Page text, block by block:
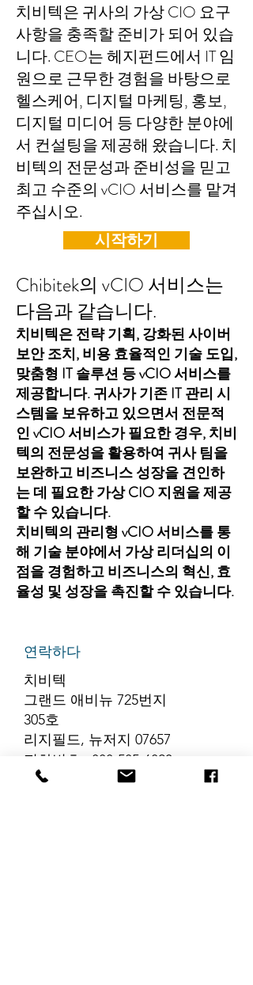
치비텍은 귀사의 가상 CIO 요구
사항을 충족할 준비가 되어 있습
니다. CEO는 헤지펀드에서 IT 임
원으로 근무한 경험을 바탕으로
헬스케어, 디지털 마케팅, 홍보,
디지털 미디어 등 다양한 분야에
서 컨설팅을 제공해 왔습니다. 치
비텍의 전문성과 준비성을 믿고
최고 수준의 vCIO 서비스를 맡겨
주십시오.
시작하기
Chibitek의 vCIO 서비스는
다음과 같습니다.
치비텍은 전략 기획, 강화된 사이버
보안 조치, 비용 효율적인 기술 도입,
맞춤형 IT 솔루션 등 vCIO 서비스를
제공합니다. 귀사가 기존 IT 관리 시
스템을 보유하고 있으면서 전문적
인 vCIO 서비스가 필요한 경우, 치비
텍의 전문성을 활용하여 귀사 팀을
보완하고 비즈니스 성장을 견인하
는 데 필요한 가상 CIO 지원을 제공
할 수 있습니다.
치비텍의 관리형 vCIO 서비스를 통
해 기술 분야에서 가상 리더십의 이
점을 경험하고 비즈니스의 혁신, 효
율성 및 성장을 촉진할 수 있습니다.
연락하다
치비텍
그랜드 애비뉴 725번지
305호
리지필드, 뉴저지 07657
전화번호 888-585-6823
이메일 hello@chibitek.com